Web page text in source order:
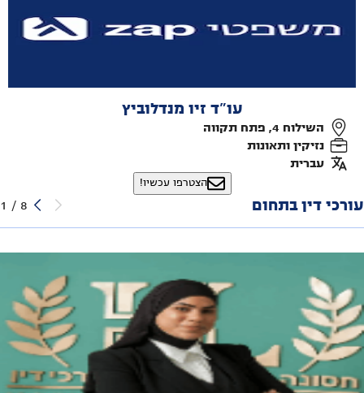
עו"ד זיו מנדלוביץ
השילוח 4, פתח תקווה
נזיקין ותאונות
עברית
הצטרפו עכשיו!
עורכי דין בתחום 8
/
1
רמלה ( חיים לסקוב 3 )
נזיקין ותאונות